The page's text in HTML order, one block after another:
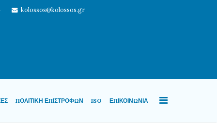
kolossos@kolossos.gr
ΠΟΛΙΤΙΚΉ ΕΠΙΣΤΡΟΦΏΝ ISO ΕΠΙΚΟΙΝΩΝΊΑ